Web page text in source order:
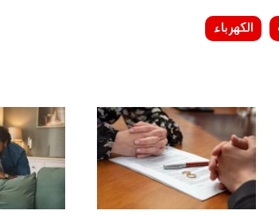
الكهرباء
210401.jpg
301202.jpg